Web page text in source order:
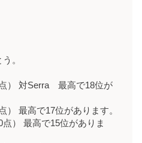
。
） 対Serra 最高で18位が
最高で17位があります。
） 最高で15位がありま